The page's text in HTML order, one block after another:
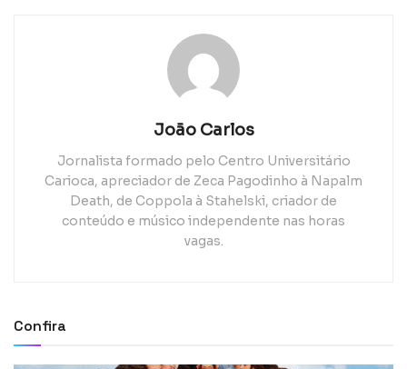
João Carlos
Jornalista formado pelo Centro Universitário
Carioca, apreciador de Zeca Pagodinho à Napalm
Death, de Coppola à Stahelski, criador de
conteúdo e músico independente nas horas
vagas.
Confira